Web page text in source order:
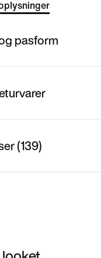
pasform
(139)